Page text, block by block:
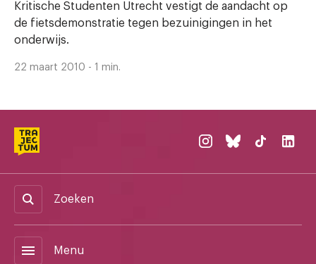
Kritische Studenten Utrecht vestigt de aandacht op
de fietsdemonstratie tegen bezuinigingen in het
onderwijs.
22 maart 2010 - 1 min.
Zoeken
menu Menu